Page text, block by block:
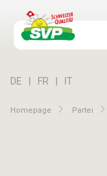
Homepage Partei
DE FR IT